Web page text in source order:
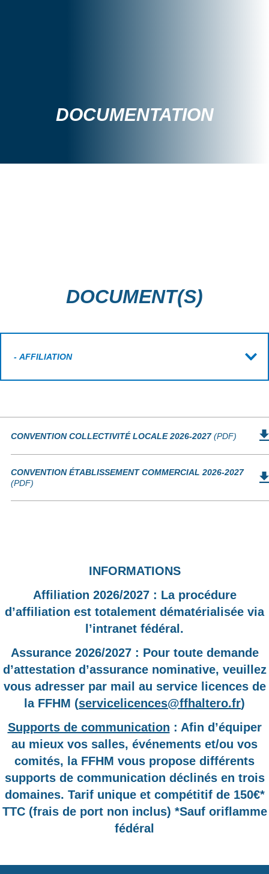
DOCUMENTATION
DOCUMENT(S)
CONVENTION COLLECTIVITÉ LOCALE 2026-2027(PDF)
CONVENTION ÉTABLISSEMENT COMMERCIAL 2026-2027
(PDF)
INFORMATIONS
Affiliation 2026/2027 : La procédure
d’affiliation est totalement dématérialisée via
l’intranet fédéral.
Assurance 2026/2027 : Pour toute demande
d’attestation d’assurance nominative, veuillez
vous adresser par mail au service licences de
la FFHM (servicelicences@ffhaltero.fr)
Supports de communication : Afin d’équiper
au mieux vos salles, événements et/ou vos
comités, la FFHM vous propose différents
supports de communication déclinés en trois
domaines. Tarif unique et compétitif de 150€*
TTC (frais de port non inclus) *Sauf oriflamme
fédéral